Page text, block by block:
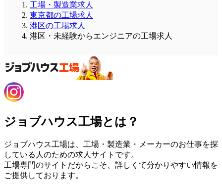
工場・製造業求人
東京都の工場求人
港区の工場求人
港区・未経験からエンジニアの工場求人
ジョブハウス工場とは？
ジョブハウス工場は、工場・製造業・メーカーのお仕事を探
している人のための求人サイトです。
工場専門のサイトだからこそ、詳しくて分かりやすい情報を
ご提供しております。